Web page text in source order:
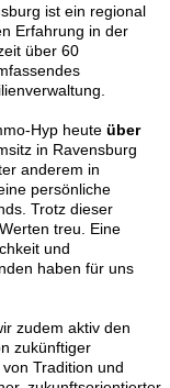
ist ein regional
Erfahrung in der
über 60
Hyp heute über
in Ravensburg
anderem in
persönliche
Trotz dieser
treu. Eine
und
haben für uns
zudem aktiv den
zukünftiger
Tradition und